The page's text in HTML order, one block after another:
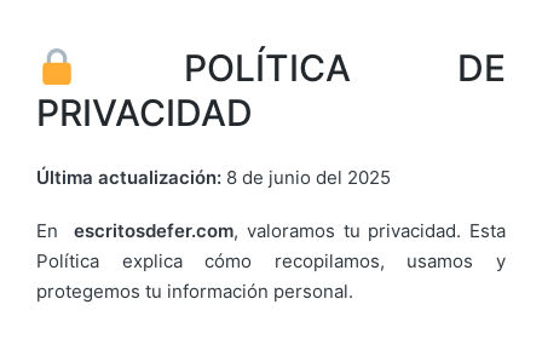
POLÍTICA DE
PRIVACIDAD
Última actualización: 8 de junio del 2025
Enescritosdefer.com, valoramos tu privacidad. Esta
Política explica cómo recopilamos, usamos y
protegemos tu información personal.